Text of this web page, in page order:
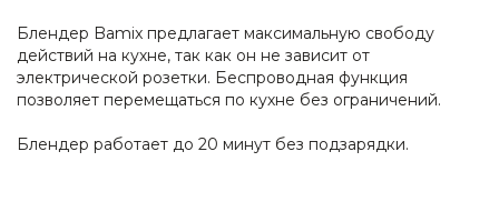
Блендер Bamix предлагает максимальную свободу
действий на кухне, так как он не зависит от
электрической розетки. Беспроводная функция
позволяет перемещаться по кухне без ограничений.
Блендер работает до 20 минут без подзарядки.